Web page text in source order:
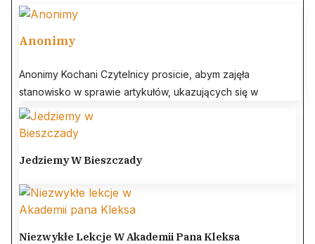
Anonimy
Anonimy Kochani Czytelnicy prosicie, abym zajęła
stanowisko w sprawie artykułów, ukazujących się w
Jedziemy W Bieszczady
Niezwykłe Lekcje W Akademii Pana Kleksa